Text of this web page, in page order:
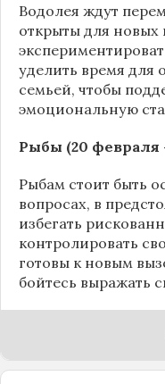
Водолея ждут
открыты для новых
уделить время для
семьей, чтобы
эмоциональную
Рыбы (20 февраля
Рыбам стоит быть
вопросах, в
избегать
контролировать
готовы к новым
бойтесь выражать